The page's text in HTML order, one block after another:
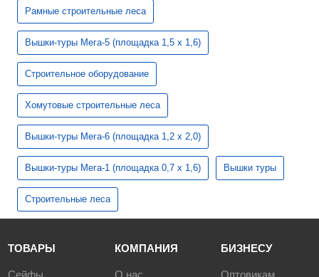
Рамные строительные леса
Вышки-туры Мега-5 (площадка 1,5 х 1,6)
Строительное оборудование
Хомутовые строительные леса
Вышки-туры Мега-6 (площадка 1,2 х 2,0)
Вышки-туры Мега-1 (площадка 0,7 х 1,6) Вышки туры
Строительные леса
ТОВАРЫ КОМПАНИЯ БИЗНЕСУ